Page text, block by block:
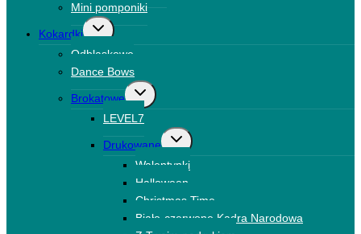
Mini pomponiki
Kokardki Przełącz
Odblaskowe
Dance Bows
Brokatowe Przełącz
menu
podrzędne
LEVEL7
Drukowane Przełącz
menu
podrzędne
Walentynki
Halloween
Christmas Time
Biało-czerwone Kadra Narodowa